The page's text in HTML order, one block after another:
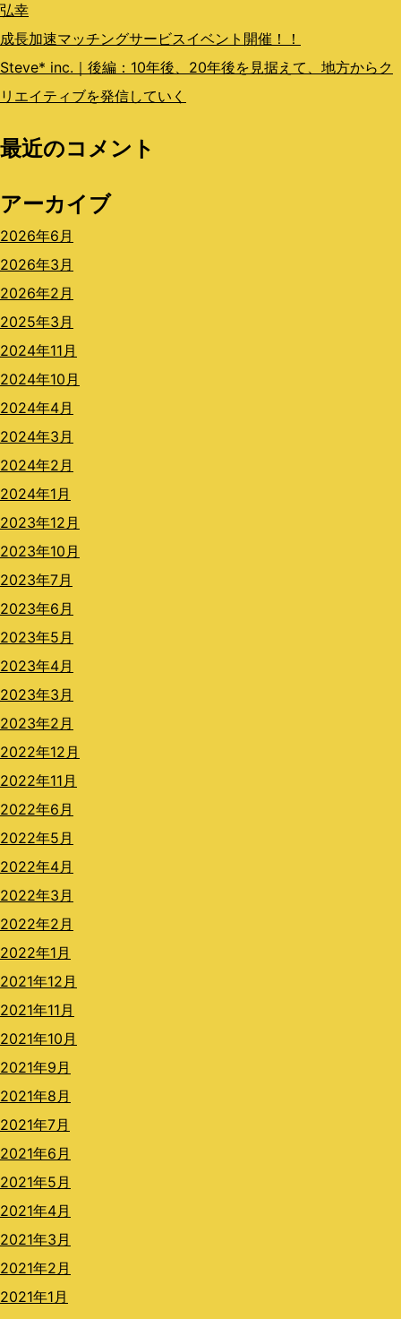
弘幸
成長加速マッチングサービスイベント開催！！
Steve* inc.｜後編：10年後、20年後を見据えて、地方からク
リエイティブを発信していく
最近のコメント
アーカイブ
2026年6月
2026年3月
2026年2月
2025年3月
2024年11月
2024年10月
2024年4月
2024年3月
2024年2月
2024年1月
2023年12月
2023年10月
2023年7月
2023年6月
2023年5月
2023年4月
2023年3月
2023年2月
2022年12月
2022年11月
2022年6月
2022年5月
2022年4月
2022年3月
2022年2月
2022年1月
2021年12月
2021年11月
2021年10月
2021年9月
2021年8月
2021年7月
2021年6月
2021年5月
2021年4月
2021年3月
2021年2月
2021年1月